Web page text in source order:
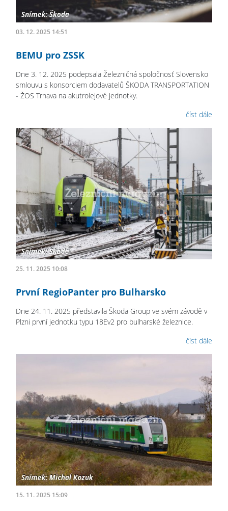
03. 12. 2025 14:51
BEMU pro ZSSK
Dne 3. 12. 2025 podepsala Železničná spoločnosť Slovensko
smlouvu s konsorciem dodavatelů ŠKODA TRANSPORTATION
- ŽOS Trnava na akutrolejové jednotky.
číst dále
25. 11. 2025 10:08
První RegioPanter pro Bulharsko
Dne 24. 11. 2025 představila Škoda Group ve svém závodě v
Plzni první jednotku typu 18Ev2 pro bulharské železnice.
číst dále
15. 11. 2025 15:09